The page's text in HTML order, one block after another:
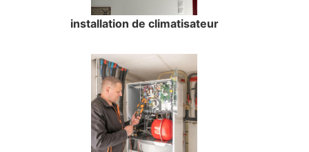
installation de climatisateur